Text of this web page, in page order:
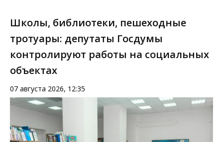
Школы, библиотеки, пешеходные
тротуары: депутаты Госдумы
контролируют работы на социальных
объектах
07 августа 2026, 12:35